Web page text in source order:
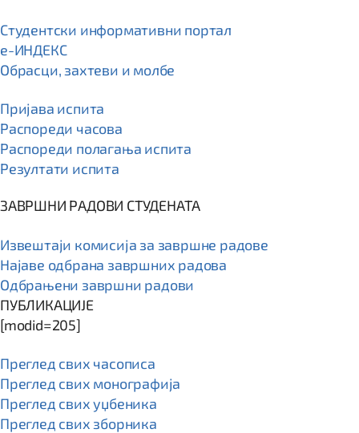
Студентски информативни портал
e-ИНДЕКС
Обрасци, захтеви и молбе
Пријава испита
Распореди часова
Распореди полагања испита
Резултати испита
ЗАВРШНИ РАДОВИ СТУДЕНАТА
Извештаји комисија за завршне радове
Најаве одбрана завршних радова
Одбрањени завршни радови
ПУБЛИКАЦИЈЕ
[modid=205]
Преглед свих часописа
Преглед свих монографија
Преглед свих уџбеника
Преглед свих зборника